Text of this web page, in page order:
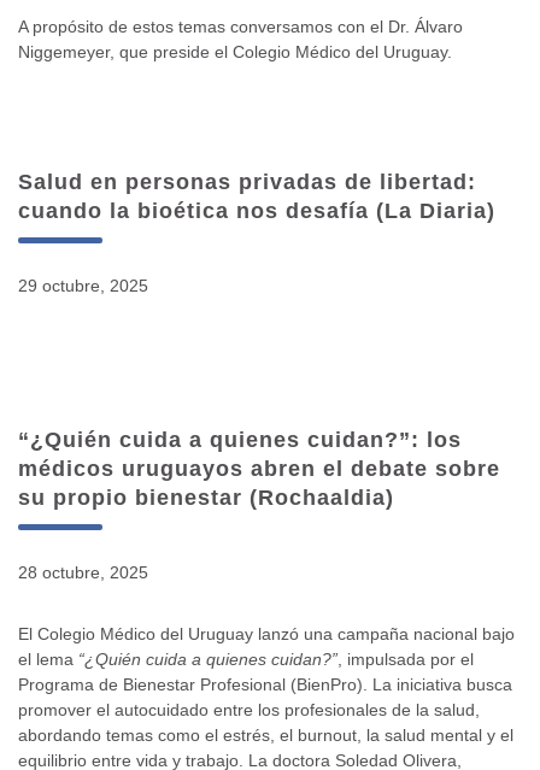
A propósito de estos temas conversamos con el Dr. Álvaro
Niggemeyer, que preside el Colegio Médico del Uruguay.
Salud en personas privadas de libertad:
cuando la bioética nos desafía (La Diaria)
29 octubre, 2025
“¿Quién cuida a quienes cuidan?”: los
médicos uruguayos abren el debate sobre
su propio bienestar (Rochaaldia)
28 octubre, 2025
El Colegio Médico del Uruguay lanzó una campaña nacional bajo
el lema “¿Quién cuida a quienes cuidan?” , impulsada por el
Programa de Bienestar Profesional (BienPro). La iniciativa busca
promover el autocuidado entre los profesionales de la salud,
abordando temas como el estrés, el burnout, la salud mental y el
equilibrio entre vida y trabajo. La doctora Soledad Olivera,